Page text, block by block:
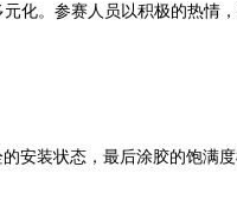
化。参赛人员以积极的热情
装状态，最后涂胶的饱满